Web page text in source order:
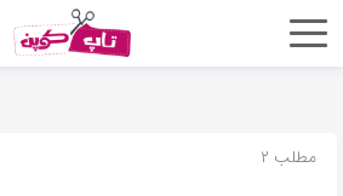
اشتراک
مطلب ۲